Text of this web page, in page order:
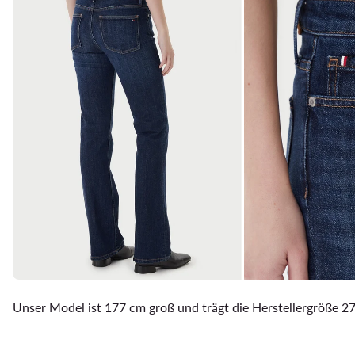
Unser Model ist 177 cm groß und trägt die Herstellergröße